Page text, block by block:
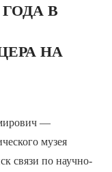
В
НА
—
музея
связи по научно-